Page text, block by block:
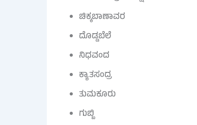
ಚಿಕ್ಕಬಾಣಾವರ
ದೊಡ್ಡಬೆಲೆ
ನಿಧವಂದ
ಕ್ಯಾತಸಂದ್ರ
ತುಮಕೂರು
ಗುಬ್ಬಿ